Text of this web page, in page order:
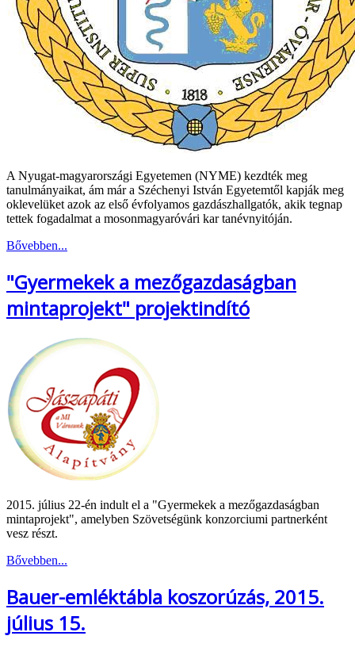
A Nyugat-magyarországi Egyetemen (NYME) kezdték meg
tanulmányaikat, ám már a Széchenyi István Egyetemtől kapják meg
oklevelüket azok az első évfolyamos gazdászhallgatók, akik tegnap
tettek fogadalmat a mosonmagyaróvári kar tanévnyitóján.
Bővebben...
"Gyermekek a mezőgazdaságban
mintaprojekt" projektindító
2015. július 22-én indult el a "Gyermekek a mezőgazdaságban
mintaprojekt", amelyben Szövetségünk konzorciumi partnerként
vesz részt.
Bővebben...
Bauer-emléktábla koszorúzás, 2015.
július 15.